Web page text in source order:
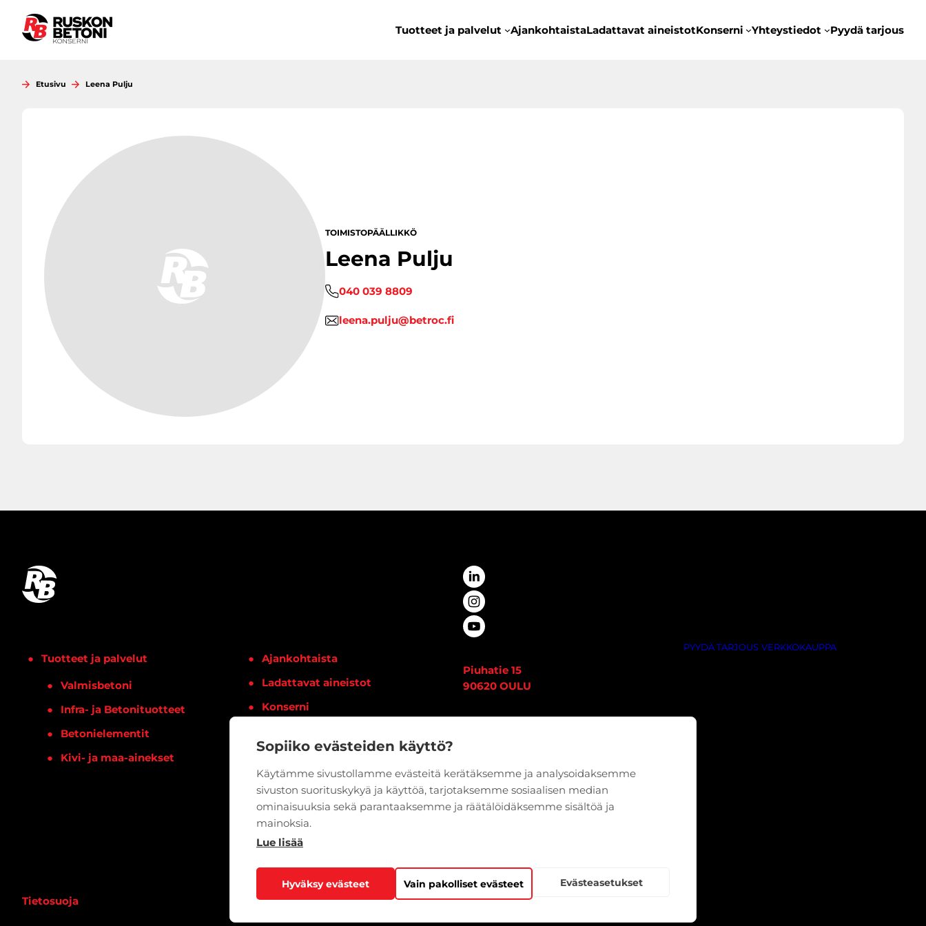
Sopiiko evästeiden käyttö?
Käytämme sivustollamme evästeitä kerätäksemme ja analysoidaksemme
sivuston suorituskykyä ja käyttöä, tarjotaksemme sosiaalisen median
ominaisuuksia sekä parantaaksemme ja räätälöidäksemme sisältöä ja
mainoksia.
Lue lisää
Hyväksy evästeet Vain pakolliset evästeet Evästeasetukset
sisältöön
Tuotteet ja palvelut
AjankohtaistaLadattavat aineistotKonserni Yhteystiedot Pyydä tarjous
Etusivu Leena Pulju
TOIMISTOPÄÄLLIKKÖ
Leena Pulju
040 039 8809
leena.pulju@betroc.fi
Tuotteet ja palvelut
Valmisbetoni
Infra- ja Betonituotteet
Betonielementit
Kivi- ja maa-ainekset
Ajankohtaista
Ladattavat aineistot
Konserni
Piuhatie 15
90620 OULU
PYYDÄ TARJOUS VERKKOKAUPPA
Tietosuoja